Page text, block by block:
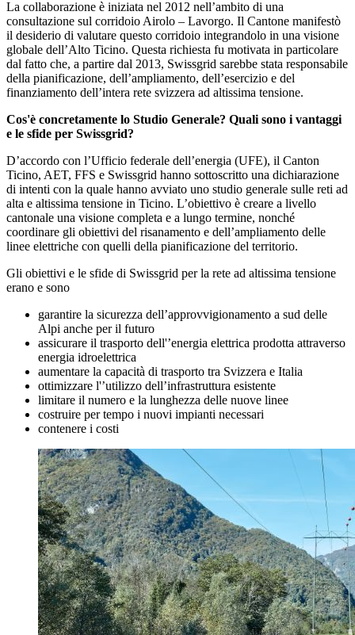
La collaborazione è iniziata nel 2012 nell’ambito di una
consultazione sul corridoio Airolo – Lavorgo. Il Cantone manifestò
il desiderio di valutare questo corridoio integrandolo in una visione
globale dell’Alto Ticino. Questa richiesta fu motivata in particolare
dal fatto che, a partire dal 2013, Swissgrid sarebbe stata responsabile
della pianificazione, dell’ampliamento, dell’esercizio e del
finanziamento dell’intera rete svizzera ad altissima tensione.
Cos'è concretamente lo Studio Generale? Quali sono i vantaggi
e le sfide per Swissgrid?
D’accordo con l’Ufficio federale dell’energia (UFE), il Canton
Ticino, AET, FFS e Swissgrid hanno sottoscritto una dichiarazione
di intenti con la quale hanno avviato uno studio generale sulle reti ad
alta e altissima tensione in Ticino. L’obiettivo è creare a livello
cantonale una visione completa e a lungo termine, nonché
coordinare gli obiettivi del risanamento e dell’ampliamento delle
linee elettriche con quelli della pianificazione del territorio.
Gli obiettivi e le sfide di Swissgrid per la rete ad altissima tensione
erano e sono
garantire la sicurezza dell’approvvigionamento a sud delle
Alpi anche per il futuro
assicurare il trasporto dell'’energia elettrica prodotta attraverso
energia idroelettrica
aumentare la capacità di trasporto tra Svizzera e Italia
ottimizzare l'’utilizzo dell’infrastruttura esistente
limitare il numero e la lunghezza delle nuove linee
costruire per tempo i nuovi impianti necessari
contenere i costi